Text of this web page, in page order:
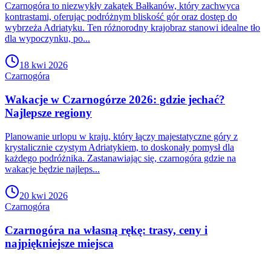
Czarnogóra to niezwykły zakątek Bałkanów, który zachwyca
kontrastami, oferując podróżnym bliskość gór oraz dostęp do
wybrzeża Adriatyku. Ten różnorodny krajobraz stanowi idealne tło
dla wypoczynku, po...
18 kwi 2026
Czarnogóra
Wakacje w Czarnogórze 2026: gdzie jechać?
Najlepsze regiony
Planowanie urlopu w kraju, który łączy majestatyczne góry z
krystalicznie czystym Adriatykiem, to doskonały pomysł dla
każdego podróżnika. Zastanawiając się, czarnogóra gdzie na
wakacje będzie najleps...
20 kwi 2026
Czarnogóra
Czarnogóra na własną rękę: trasy, ceny i
najpiękniejsze miejsca